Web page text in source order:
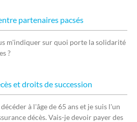
partenaires pacsés
m'indiquer sur quoi porte la solidarité
?
et droits de succession
à l'âge de 65 ans et je suis l'un
décès. Vais-je devoir payer des